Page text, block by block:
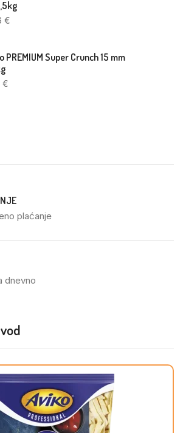
€
PREMIUM Super Crunch 15 mm
€
plaćanje
dnevno